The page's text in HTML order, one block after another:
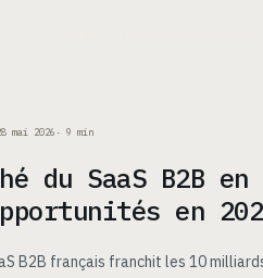
mai 2026 · 9 min
du SaaS B2B
en
B2B français franchit les 10